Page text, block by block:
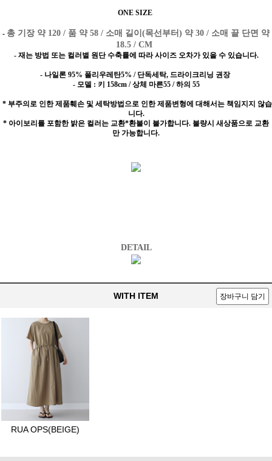
ONE SIZE
- 총 기장 약 120 / 품 약 58 / 소매 길이(목선부터) 약 30 / 소매 끝 단면 약
18.5 / CM
- 재는 방법 또는 컬러별 원단 수축률에 따라 사이즈 오차가 있을 수 있습니다.
- 나일론 95% 폴리우레탄5% / 단독세탁, 드라이크리닝 권장
- 모델 : 키 158cm / 상체 마른55 / 하의 55
* 부주의로 인한 제품훼손 및 세탁방법으로 인한 제품변형에 대해서는 책임지지 않습
니다.
* 아이보리를 포함한 밝은 컬러는 교환*환불이 불가합니다. 불량시 새상품으로 교환
만 가능합니다.
DETAIL
WITH ITEM 장바구니 담기
RUA OPS(BEIGE)